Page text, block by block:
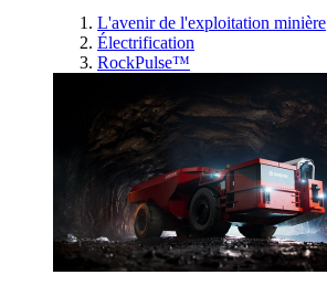
L'avenir de l'exploitation minière
Électrification
RockPulse™